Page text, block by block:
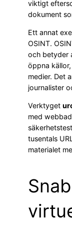
viktigt
dokument
Ett annat
OSINT.
och betyder
öppna
medier. Det
journalister
Verktyget
med
tusentals
materialet